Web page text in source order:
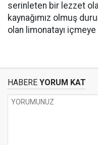
serinleten bir lezzet
kaynağımız olmuş
olan limonatayı
HABERE YORUM KAT